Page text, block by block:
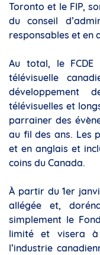
Toronto et le FIP,
du conseil
responsables et en
Au total, le FCDE
télévisuelle
développement
télévisuelles et
parrainer des
au fil des ans. Les
et en anglais et
coins du Canada.
À partir du 1er
allégée et,
simplement le
limité et visera à
l’industrie